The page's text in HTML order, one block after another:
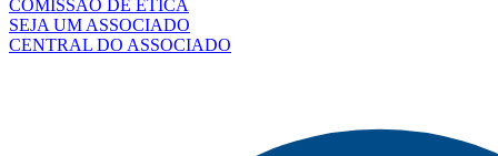
COMISSÃO DE ÉTICA
SEJA UM ASSOCIADO
CENTRAL DO ASSOCIADO